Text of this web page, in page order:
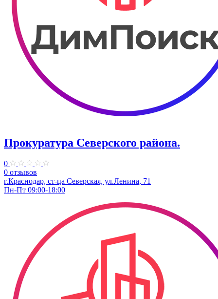
Прокуратура Северского района.
0
0 отзывов
г.Краснодар, ст-ца Северская, ул.Ленина, 71
Пн-Пт 09:00-18:00